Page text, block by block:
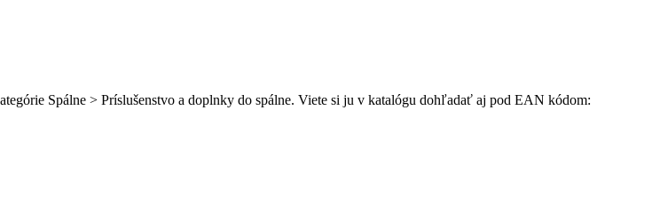
Spálne > Príslušenstvo a doplnky do spálne. Viete si ju v katalógu dohľadať aj pod EAN kódom: